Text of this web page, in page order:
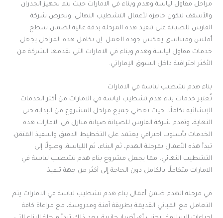
مراحل مقاول لياسة وهدم وبناء في الامارات حيث يتم تجهيز الجدران
والأسقف لتكون جاهزة لأعمال التشطيب النهائي. وتحرص شركة
الفارس للصيانة على تنفيذ هذه المرحلة بدقة عالية لضمان سطح
أملس ومتناسق يعكس جودة العمل. إن تكامل هذه المراحل يجعل
خدمات مقاول لياسة وهدم وبناء في الامارات التي تقدمها الشركة من
الأكثر احترافية داخل السوق الإماراتي.
بناء هدم تشطيب لياسة في الامارات
تُعتبر خدمات بناء هدم تشطيب لياسة في الامارات من أكثر الخدمات
الإنشائية تكاملًا، حيث تغطي جميع مراحل المشروع من البداية حتى
النهاية، وتقدم شركة الفارس للصيانة صيانة منازل في الامارات هذه
الخدمات بأسلوب احترافي يعتمد على التخطيط الدقيق والتنفيذ المتقن.
تبدأ هذه الأعمال بمرحلة الهدم، ثم البناء، ثم اللياسة، وصولًا إلى
التشطيب النهائي، مما يجعل مشروع بناء هدم تشطيب لياسة في
الامارات متكاملًا بالكامل دون الحاجة إلى أكثر من جهة تنفيذ.
في مرحلة الهدم ضمن أعمال بناء هدم تشطيب لياسة في الامارات يتم
التعامل مع المباني القديمة بطريقة آمنة ومدروسة، مع مراعاة كافة